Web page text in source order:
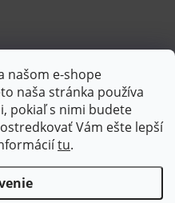
našom e-shope
naša stránka používa
pokiaľ s nimi budete
Vám ešte lepší
tu.